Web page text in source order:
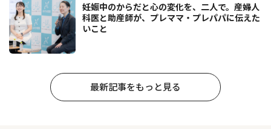
妊娠中のからだと心の変化を、二人で。産婦人
科医と助産師が、プレママ・プレパパに伝えた
いこと
最新記事をもっと見る